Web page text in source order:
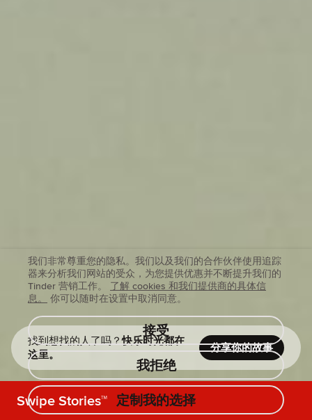
找到想找的人了吗？快乐时光都在
这里。
分享你的故事
Swipe Stories™
我们非常尊重您的隐私。我们以及我们的合作伙伴使用追踪
器来分析我们网站的受众，为您提供优惠并不断提升我们的
Tinder 营销工作。
了解 cookies 和我们提供商的具体信
息。
你可以随时在设置中取消同意。
接受
我拒绝
定制我的选择